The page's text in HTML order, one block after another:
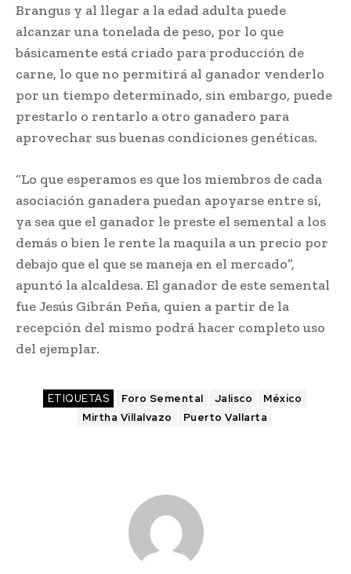
Brangus y al llegar a la edad adulta puede
alcanzar una tonelada de peso, por lo que
básicamente está criado para producción de
carne, lo que no permitirá al ganador venderlo
por un tiempo determinado, sin embargo, puede
prestarlo o rentarlo a otro ganadero para
aprovechar sus buenas condiciones genéticas.
“Lo que esperamos es que los miembros de cada
asociación ganadera puedan apoyarse entre sí,
ya sea que el ganador le preste el semental a los
demás o bien le rente la maquila a un precio por
debajo que el que se maneja en el mercado”,
apuntó la alcaldesa. El ganador de este semental
fue Jesús Gibrán Peña, quien a partir de la
recepción del mismo podrá hacer completo uso
del ejemplar.
ETIQUETAS Foro Semental Jalisco
México
Mirtha Villalvazo
Puerto Vallarta